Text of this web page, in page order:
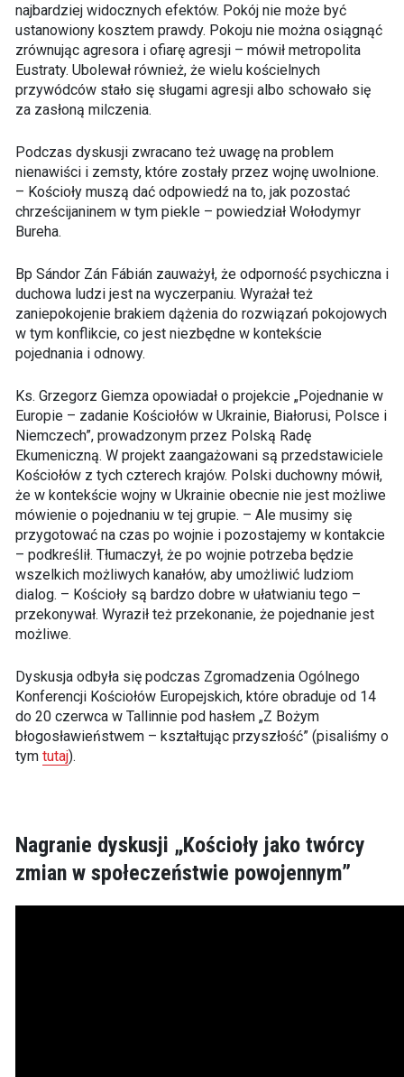
najbardziej widocznych efektów. Pokój nie może być
ustanowiony kosztem prawdy. Pokoju nie można osiągnąć
zrównując agresora i ofiarę agresji – mówił metropolita
Eustraty. Ubolewał również, że wielu kościelnych
przywódców stało się sługami agresji albo schowało się
za zasłoną milczenia.
Podczas dyskusji zwracano też uwagę na problem
nienawiści i zemsty, które zostały przez wojnę uwolnione.
– Kościoły muszą dać odpowiedź na to, jak pozostać
chrześcijaninem w tym piekle – powiedział Wołodymyr
Bureha.
Bp Sándor Zán Fábián zauważył, że odporność psychiczna i
duchowa ludzi jest na wyczerpaniu. Wyrażał też
zaniepokojenie brakiem dążenia do rozwiązań pokojowych
w tym konflikcie, co jest niezbędne w kontekście
pojednania i odnowy.
Ks. Grzegorz Giemza opowiadał o projekcie „Pojednanie w
Europie – zadanie Kościołów w Ukrainie, Białorusi, Polsce i
Niemczech”, prowadzonym przez Polską Radę
Ekumeniczną. W projekt zaangażowani są przedstawiciele
Kościołów z tych czterech krajów. Polski duchowny mówił,
że w kontekście wojny w Ukrainie obecnie nie jest możliwe
mówienie o pojednaniu w tej grupie. – Ale musimy się
przygotować na czas po wojnie i pozostajemy w kontakcie
– podkreślił. Tłumaczył, że po wojnie potrzeba będzie
wszelkich możliwych kanałów, aby umożliwić ludziom
dialog. – Kościoły są bardzo dobre w ułatwianiu tego –
przekonywał. Wyraził też przekonanie, że pojednanie jest
możliwe.
Dyskusja odbyła się podczas Zgromadzenia Ogólnego
Konferencji Kościołów Europejskich, które obraduje od 14
do 20 czerwca w Tallinnie pod hasłem „Z Bożym
błogosławieństwem – kształtując przyszłość” (pisaliśmy o
tym tutaj).
Nagranie dyskusji „Kościoły jako twórcy
zmian w społeczeństwie powojennym”